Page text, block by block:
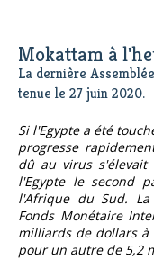
Mokattam à
La dernière
tenue le 27 juin 2020.
Si l'Egypte a été
progresse
dû au virus
l'Egypte le second
l'Afrique du Sud.
Fonds Monétaire
milliards de dollars à
pour un autre de 5,2